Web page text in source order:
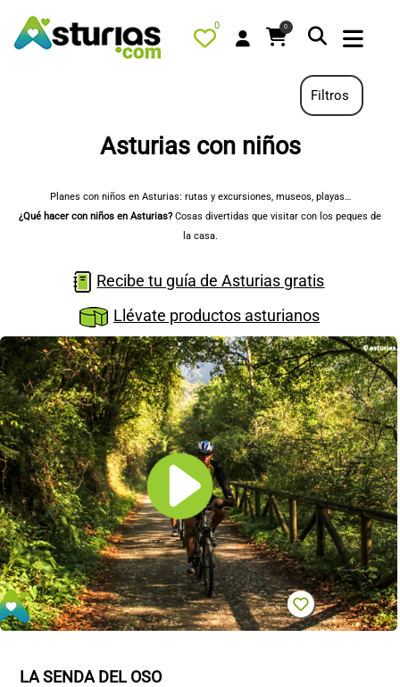
0 0
QUÉ HACER
ALOJAMIENTOS
TURISMO ACTIVO
TIENDA
AGENDA
OFERTAS
CONTACTO
Filtros
Asturias con niños
Planes con niños en Asturias: rutas y excursiones, museos, playas…
¿Qué hacer con niños en Asturias?Cosas divertidas que visitar con los peques de
la casa.
Recibe tu guía de Asturias gratis
Llévate productos asturianos
LA SENDA DEL OSO